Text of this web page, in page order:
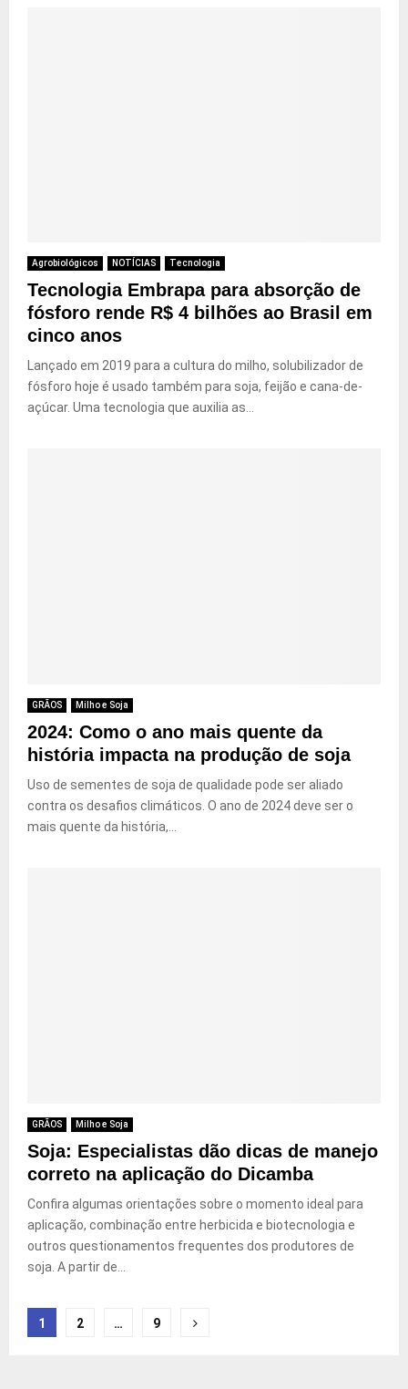
Agrobiológicos NOTÍCIAS Tecnologia
Tecnologia Embrapa para absorção de
fósforo rende R$ 4 bilhões ao Brasil em
cinco anos
Lançado em 2019 para a cultura do milho, solubilizador de
fósforo hoje é usado também para soja, feijão e cana-de-
açúcar. Uma tecnologia que auxilia as...
GRÃOS Milho e Soja
2024: Como o ano mais quente da
história impacta na produção de soja
Uso de sementes de soja de qualidade pode ser aliado
contra os desafios climáticos. O ano de 2024 deve ser o
mais quente da história,...
GRÃOS Milho e Soja
Soja: Especialistas dão dicas de manejo
correto na aplicação do Dicamba
Confira algumas orientações sobre o momento ideal para
aplicação, combinação entre herbicida e biotecnologia e
outros questionamentos frequentes dos produtores de
soja. A partir de...
Paginação
1 2 … 9